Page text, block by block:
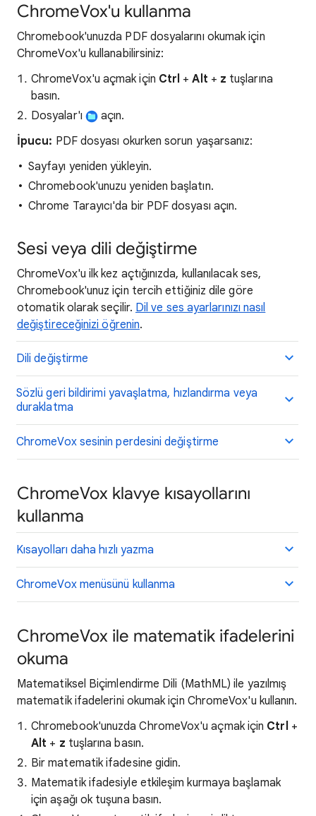
ChromeVox'u kullanma
Chromebook'unuzda PDF dosyalarını okumak için
ChromeVox'u kullanabilirsiniz:
ChromeVox'u açmak için Ctrl +Alt + z tuşlarına
basın.
Dosyalar'ı
açın.
İpucu: PDF dosyası okurken sorun yaşarsanız:
Sayfayı yeniden yükleyin.
Chromebook'unuzu yeniden başlatın.
Chrome Tarayıcı'da bir PDF dosyası açın.
Sesi veya dili değiştirme
ChromeVox'u ilk kez açtığınızda, kullanılacak ses,
Chromebook'unuz için tercih ettiğiniz dile göre
otomatik olarak seçilir. Dil ve ses ayarlarınızı nasıl
değiştireceğinizi öğrenin.
Dili değiştirme
Sözlü geri bildirimi yavaşlatma, hızlandırma veya
duraklatma
ChromeVox sesinin perdesini değiştirme
ChromeVox klavye kısayollarını
kullanma
Kısayolları daha hızlı yazma
ChromeVox menüsünü kullanma
ChromeVox ile matematik ifadelerini
okuma
Matematiksel Biçimlendirme Dili (MathML) ile yazılmış
matematik ifadelerini okumak için ChromeVox'u kullanın.
Chromebook'unuzda ChromeVox'u açmak için Ctrl +
Alt + z tuşlarına basın.
Bir matematik ifadesine gidin.
Matematik ifadesiyle etkileşim kurmaya başlamak
için aşağı ok tuşuna basın.